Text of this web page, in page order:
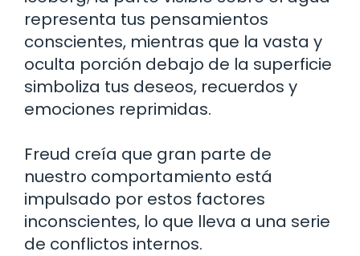
representa tus pensamientos
conscientes, mientras que la vasta y
oculta porción debajo de la superficie
simboliza tus deseos, recuerdos y
emociones reprimidas.
Freud creía que gran parte de
nuestro comportamiento está
impulsado por estos factores
inconscientes, lo que lleva a una serie
de conflictos internos.